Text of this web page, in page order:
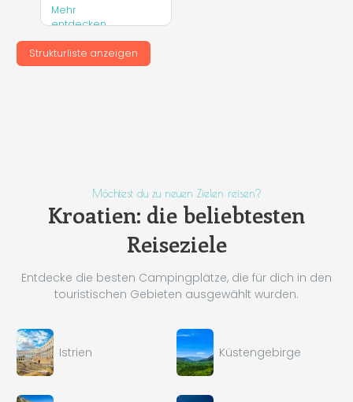
Mehr
entdecken
Webseite
Strukturliste anzeigen
Möchtest du zu neuen Zielen reisen?
Kroatien: die beliebtesten
Reiseziele
Entdecke die besten Campingplätze, die für dich in den
touristischen Gebieten ausgewählt wurden.
Istrien Küstengebirge